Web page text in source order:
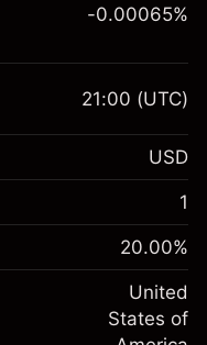
$1,000.00
(-$1.08)
$1,000.00
-0.000654
%
(-$0.03)
-0.00065%
21:00 (UTC)
USD
1
20.00%
United
States of